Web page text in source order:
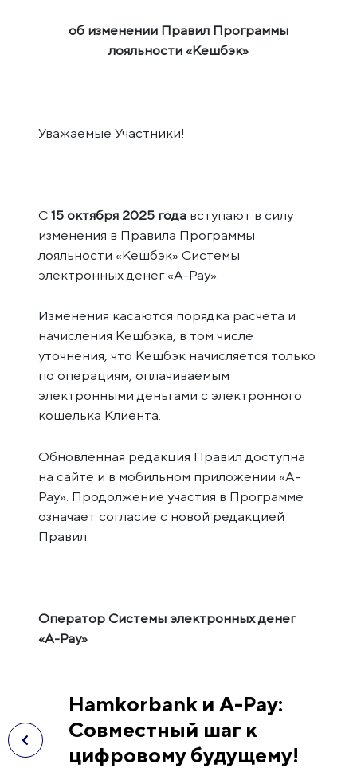
об изменении Правил Программы
лояльности «Кешбэк»
Уважаемые Участники!
С15 октября 2025 года вступают в силу
изменения в Правила Программы
лояльности «Кешбэк» Системы
электронных денег «A-Pay».
Изменения касаются порядка расчёта и
начисления Кешбэка, в том числе
уточнения, что Кешбэк начисляется только
по операциям, оплачиваемым
электронными деньгами с электронного
кошелька Клиента.
Обновлённая редакция Правил доступна
на сайте и в мобильном приложении «A-
Pay». Продолжение участия в Программе
означает согласие с новой редакцией
Правил.
Оператор Системы электронных денег
«A-Pay»
Hamkorbank и A-Pay:
Совместный шаг к
цифровому будущему!